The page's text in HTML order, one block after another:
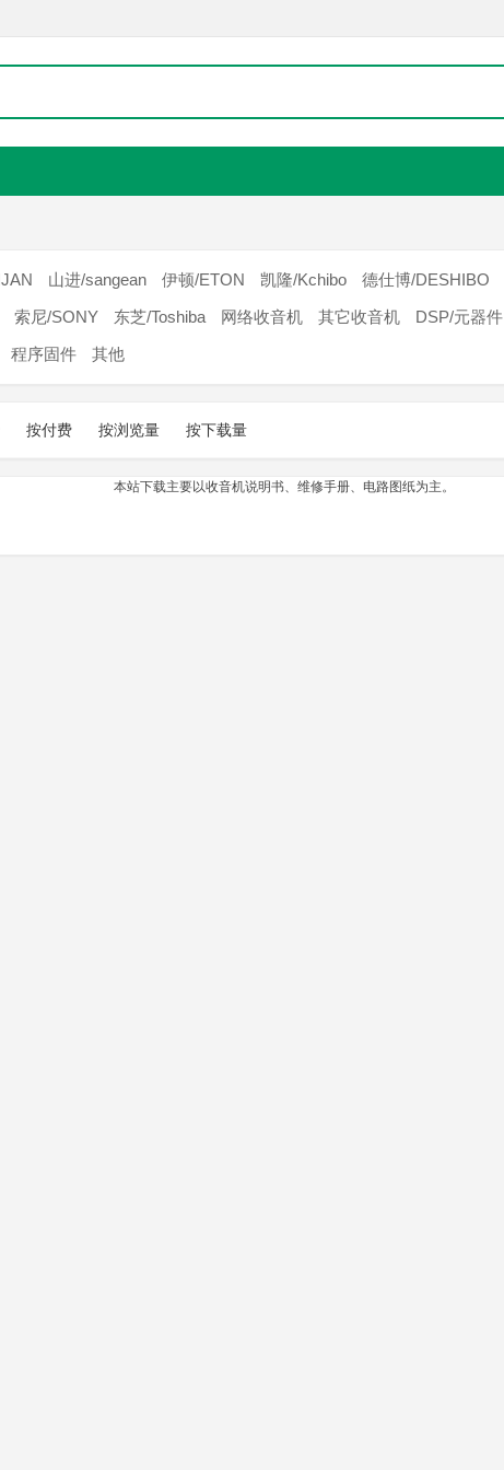
山进/sangean 伊顿/ETON 凯隆/Kchibo 德仕博/DESHIBO
索尼/SONY 东芝/Toshiba 网络收音机 其它收音机
DSP/元器件
程序固件 其他
按付费 按浏览量 按下载量
本站下载主要以收音机说明书、维修手册、电路图纸为主。